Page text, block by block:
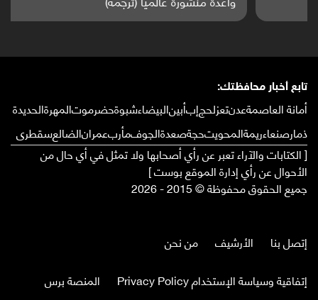
تابع أخبار محافظتك:
أمانة العاصمةعدنتعزلحجإبأبينالبيضاءشبوةحضرموتالمهرةالحديدة
ذمارصنعاءريمةالمحويتحجةصعدةالجوفمأربعمرانالضالعسقطرى
[ الكتابات والآراء تعبر عن رأي أصحابها ولا تمثل في أي حال من
الأحوال عن رأي إدارة الموقع بوست ]
جميع الحقوق محفوظة © 2015 - 2026
إتصل بنا الأرشيف
من نحن
إتفاقية وسياسة الإستخدام Privacy Policy
المنصة برس